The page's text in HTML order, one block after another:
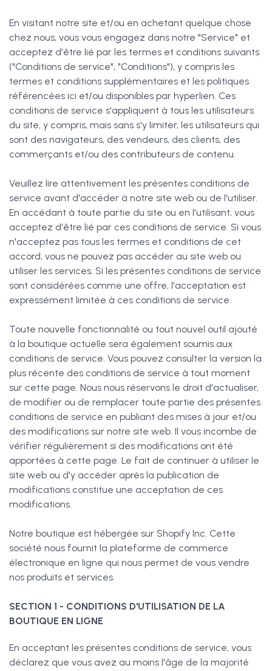
En visitant notre site et/ou en achetant quelque chose
chez nous, vous vous engagez dans notre "Service" et
acceptez d'être lié par les termes et conditions suivants
("Conditions de service", "Conditions"), y compris les
termes et conditions supplémentaires et les politiques
référencées ici et/ou disponibles par hyperlien. Ces
conditions de service s'appliquent à tous les utilisateurs
du site, y compris, mais sans s'y limiter, les utilisateurs qui
sont des navigateurs, des vendeurs, des clients, des
commerçants et/ou des contributeurs de contenu.
Veuillez lire attentivement les présentes conditions de
service avant d'accéder à notre site web ou de l'utiliser.
En accédant à toute partie du site ou en l'utilisant, vous
acceptez d'être lié par ces conditions de service. Si vous
n'acceptez pas tous les termes et conditions de cet
accord, vous ne pouvez pas accéder au site web ou
utiliser les services. Si les présentes conditions de service
sont considérées comme une offre, l'acceptation est
expressément limitée à ces conditions de service.
Toute nouvelle fonctionnalité ou tout nouvel outil ajouté
à la boutique actuelle sera également soumis aux
conditions de service. Vous pouvez consulter la version la
plus récente des conditions de service à tout moment
sur cette page. Nous nous réservons le droit d'actualiser,
de modifier ou de remplacer toute partie des présentes
conditions de service en publiant des mises à jour et/ou
des modifications sur notre site web. Il vous incombe de
vérifier régulièrement si des modifications ont été
apportées à cette page. Le fait de continuer à utiliser le
site web ou d'y accéder après la publication de
modifications constitue une acceptation de ces
modifications.
Notre boutique est hébergée sur Shopify Inc. Cette
société nous fournit la plateforme de commerce
électronique en ligne qui nous permet de vous vendre
nos produits et services.
SECTION 1 - CONDITIONS D'UTILISATION DE LA
BOUTIQUE EN LIGNE
En acceptant les présentes conditions de service, vous
déclarez que vous avez au moins l'âge de la majorité